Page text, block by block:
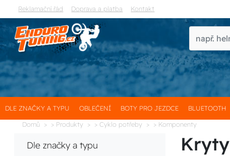
Reklamační řád Doprava a platba Kontakt
DLE ZNAČKY A TYPU OBLEČENÍ BOTY PRO JEZDCE BLUETOOTH
Domů > Produkty > Cyklo potřeby > Komponenty
Dle značky a typu